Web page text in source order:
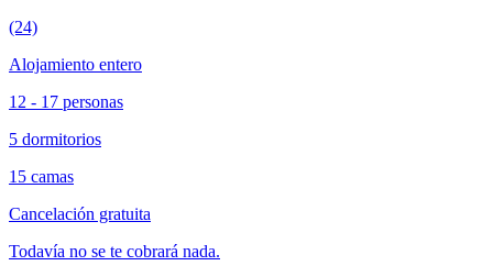
(24)
Alojamiento entero
12 - 17 personas
5 dormitorios
15 camas
Cancelación gratuita
Todavía no se te cobrará nada.